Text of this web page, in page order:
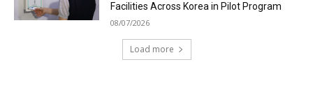
Facilities Across Korea in Pilot Program
08/07/2026
Load more